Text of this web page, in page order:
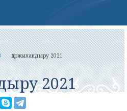
Қаржыландыру 2021
2021